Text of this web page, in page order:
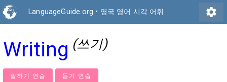
LanguageGuide.org • 영국 영어 시각 어휘 settings
Writing (쓰기)